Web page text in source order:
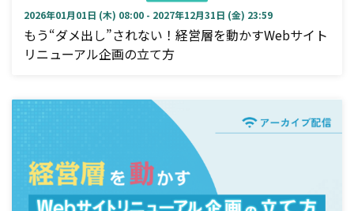
2026年01月01日 (木) 08:00 - 2027年12月31日 (金) 23:59
もう“ダメ出し”されない！経営層を動かすWebサイト
リニューアル企画の立て方